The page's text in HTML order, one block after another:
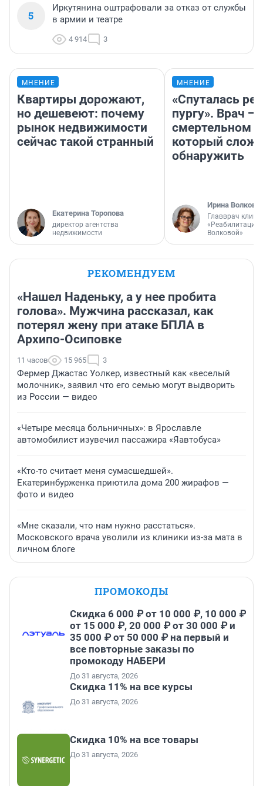
5
Иркутянина оштрафовали за отказ от службы
в армии и театре
4 914 3
МНЕНИЕ
Квартиры дорожают,
но дешевеют: почему
рынок недвижимости
сейчас такой странный
Екатерина Торопова
директор агентства
недвижимости
МНЕНИЕ
«Спуталась
пургу». Врач —
смертельном
который
обнаружить
Ирина Волкова
Главврач
«Реабилитация
Волковой»
РЕКОМЕНДУЕМ
«Нашел Наденьку, а у нее пробита
голова». Мужчина рассказал, как
потерял жену при атаке БПЛА в
Архипо-Осиповке
11 часов 15 965 3
Фермер Джастас Уолкер, известный как «веселый
молочник», заявил что его семью могут выдворить
из России — видео
«Четыре месяца больничных»: в Ярославле
автомобилист изувечил пассажира «Яавтобуса»
«Кто-то считает меня сумасшедшей».
Екатеринбурженка приютила дома 200 жирафов —
фото и видео
«Мне сказали, что нам нужно расстаться».
Московского врача уволили из клиники из-за мата в
личном блоге
ПРОМОКОДЫ
Скидка 6 000 ₽ от 10 000 ₽, 10 000 ₽
от 15 000 ₽, 20 000 ₽ от 30 000 ₽ и
35 000 ₽ от 50 000 ₽ на первый и
все повторные заказы по
промокоду НАБЕРИ
До 31 августа, 2026
Скидка 11% на все курсы
До 31 августа, 2026
Скидка 10% на все товары
До 31 августа, 2026